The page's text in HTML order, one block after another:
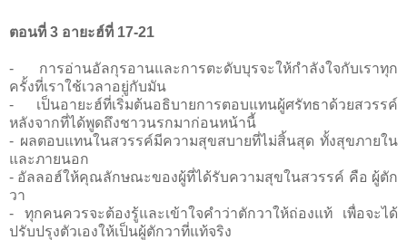
ตอนที่ 3 อายะฮ์ที่ 17-21
- การอ่านอัลกุรอานและการตะดับบุรจะให้กำลังใจกับเราทุก
ครั้งที่เราใช้เวลาอยู่กับมัน
- เป็นอายะฮ์ที่เริ่มต้นอธิบายการตอบแทนผู้ศรัทธาด้วยสวรรค์
หลังจากที่ได้พูดถึงชาวนรกมาก่อนหน้านี้
- ผลตอบแทนในสวรรค์มีความสุขสบายที่ไม่สิ้นสุด ทั้งสุขภายใน
และภายนอก
- อัลลอฮ์ให้คุณลักษณะของผู้ที่ได้รับความสุขในสวรรค์ คือ ผู้ตัก
วา
- ทุกคนควรจะต้องรู้และเข้าใจคำว่าตักวาให้ถ่องแท้ เพื่อจะได้
ปรับปรุงตัวเองให้เป็นผู้ตักวาที่แท้จริง